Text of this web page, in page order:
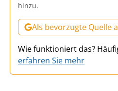
hinzu.
Als bevorzugte Quelle
Wie funktioniert das?
erfahren Sie mehr